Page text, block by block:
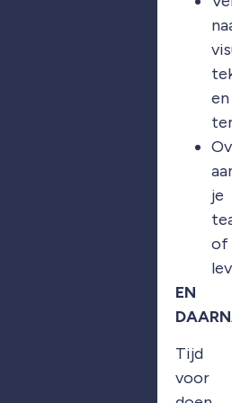
en
je
of
EN
Tijd
voor